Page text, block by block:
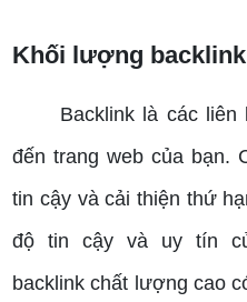
Khối lượng backlink
Backlink là các liên
đến trang web của bạn.
tin cậy và cải thiện thứ
độ tin cậy và uy tín
backlink chất lượng cao